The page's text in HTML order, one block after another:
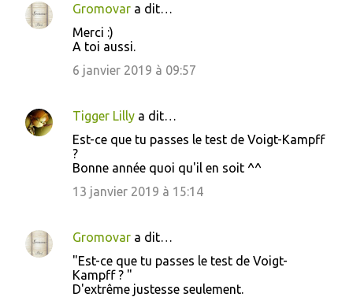
Gromovar a dit…
Merci :)
A toi aussi.
6 janvier 2019 à 09:57
Tigger Lilly a dit…
Est-ce que tu passes le test de Voigt-Kampff
?
Bonne année quoi qu'il en soit ^^
13 janvier 2019 à 15:14
Gromovar a dit…
"Est-ce que tu passes le test de Voigt-
Kampff ? "
D'extrême justesse seulement.